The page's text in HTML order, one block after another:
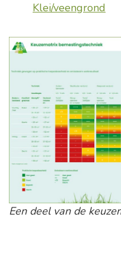
Klei/veengrond
Een deel van de